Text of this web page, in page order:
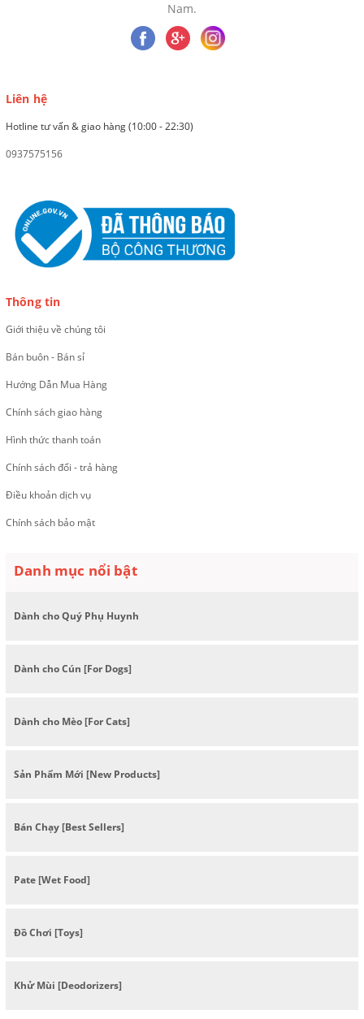
Nam.
Liên hệ
Hotline tư vấn & giao hàng (10:00 - 22:30)
0937575156
Thông tin
Giới thiệu về chúng tôi
Bán buôn - Bán sỉ
Hướng Dẫn Mua Hàng
Chính sách giao hàng
Hình thức thanh toán
Chính sách đổi - trả hàng
Điều khoản dịch vụ
Chính sách bảo mật
Danh mục nổi bật
Dành cho Quý Phụ Huynh
Dành cho Cún [For Dogs]
Dành cho Mèo [For Cats]
Sản Phẩm Mới [New Products]
Bán Chạy [Best Sellers]
Pate [Wet Food]
Đồ Chơi [Toys]
Khử Mùi [Deodorizers]